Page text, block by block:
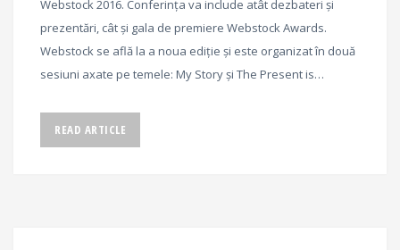
Webstock 2016. Conferința va include atât dezbateri și
prezentări, cât și gala de premiere Webstock Awards.
Webstock se află la a noua ediție și este organizat în două
sesiuni axate pe temele: My Story și The Present is…
READ ARTICLE